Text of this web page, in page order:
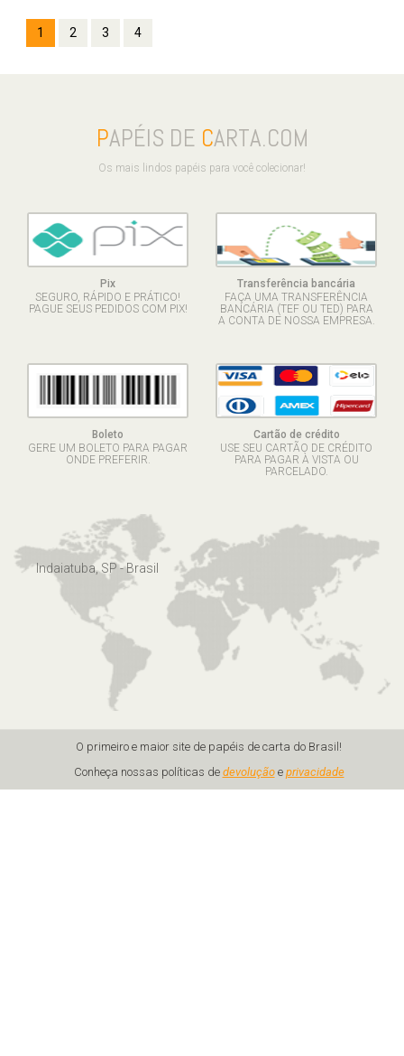
1 2 3 4
PAPÉIS DE CARTA.COM
Os mais lindos papéis para você colecionar!
Pix
SEGURO, RÁPIDO E PRÁTICO!
PAGUE SEUS PEDIDOS COM PIX!
Transferência bancária
FAÇA UMA TRANSFERÊNCIA
BANCÁRIA (TEF OU TED) PARA
A CONTA DE NOSSA EMPRESA.
Boleto
GERE UM BOLETO PARA PAGAR
ONDE PREFERIR.
Cartão de crédito
USE SEU CARTÃO DE CRÉDITO
PARA PAGAR À VISTA OU
PARCELADO.
Indaiatuba, SP - Brasil
O primeiro e maior site de papéis de carta do Brasil!
Conheça nossas políticas de devoluçãoe privacidade